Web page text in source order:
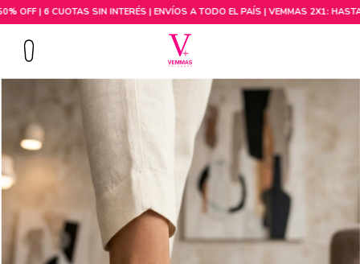
Comprar por talle